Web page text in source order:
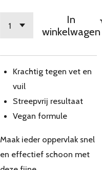
In
winkelwagen
Krachtig tegen vet en
vuil
Streepvrij resultaat
Vegan formule
Maak ieder oppervlak snel
en effectief schoon met